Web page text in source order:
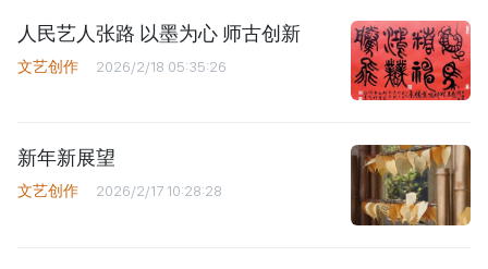
人民艺人张路 以墨为心 师古创新
文艺创作 2026/2/18 05:35:26
新年新展望
文艺创作 2026/2/17 10:28:28